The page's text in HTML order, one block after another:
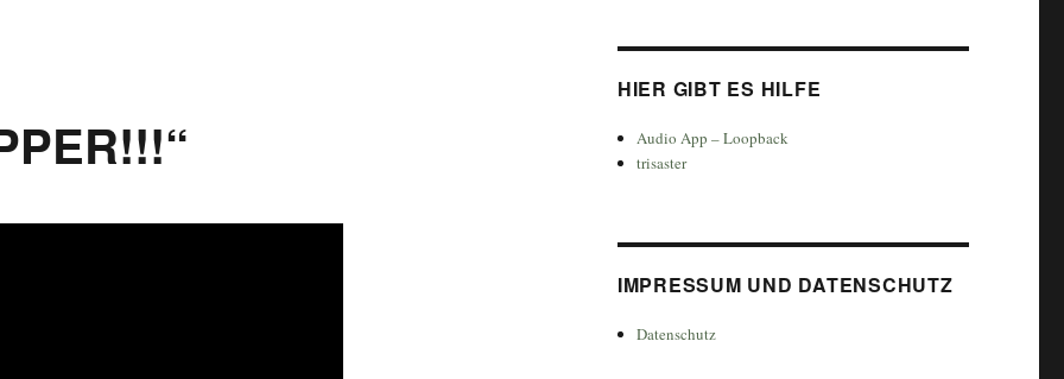
HIER GIBT ES HILFE
Audio App – Loopback
trisaster
IMPRESSUM UND DATENSCHUTZ
Datenschutz